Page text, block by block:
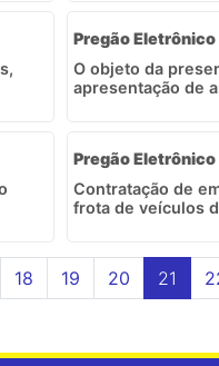
Pregão
O objeto da
apresentação de
Pregão
Contratação de
frota de veículos
18 19 20 21